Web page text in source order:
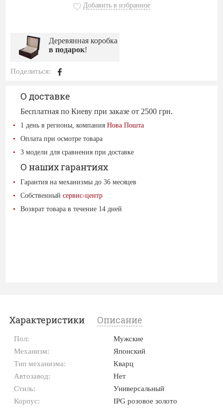
Добавить в избранное
Деревянная коробка
в подарок!
Поделиться:
О доставке
Бесплатная по Киеву при заказе от 2500 грн.
1 день в регионы, компанияНова Пошта
Оплата при осмотре товара
3 модели для сравнения при доставке
О наших гарантиях
Гарантия на механизмы до 36 месяцев
Собственныйсервис-центр
Возврат товара в течение 14 дней
Характеристики Описание
Пол:
Мужские
Механизм:
Японский
Тип механизма:
Кварц
Автозавод:
Нет
Стиль:
Универсальный
Корпус:
IPG розовое золото